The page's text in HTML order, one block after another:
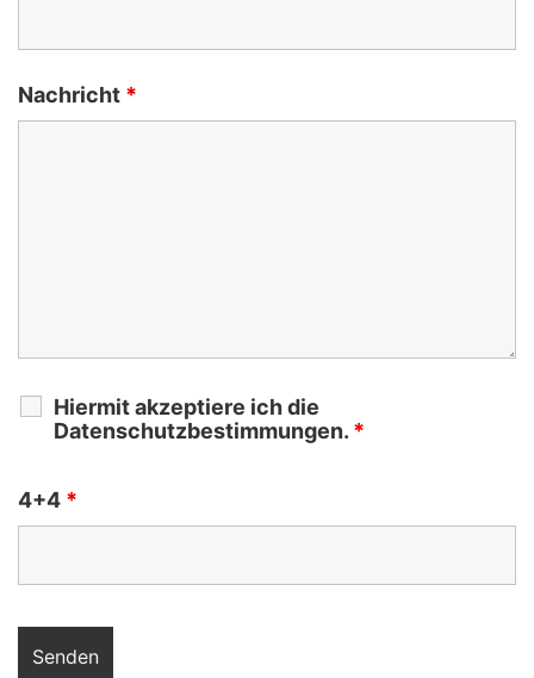
Nachricht *
Hiermit akzeptiere ich die
Datenschutzbestimmungen. *
4+4 *